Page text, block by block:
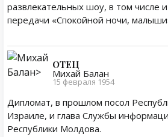
развлекательных шоу, в том числе
передачи «Спокойной ночи,
ОТЕЦ
Михай Балан
15 февраля 1954
Дипломат, в прошлом посол
Израиле, и глава Службы
Республики Молдова.